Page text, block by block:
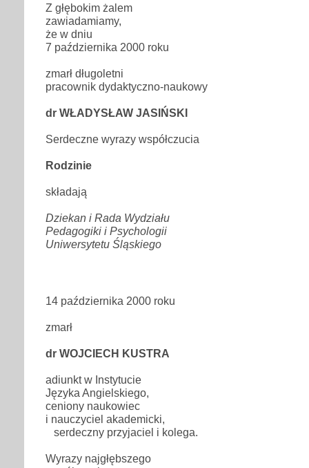
Z głębokim żalem
zawiadamiamy,
że w dniu
7 października 2000 roku
zmarł długoletni
pracownik dydaktyczno-naukowy
dr WŁADYSŁAW JASIŃSKI
Serdeczne wyrazy współczucia
Rodzinie
składają
Dziekan i Rada Wydziału
Pedagogiki i Psychologii
Uniwersytetu Śląskiego
14 października 2000 roku
zmarł
dr WOJCIECH KUSTRA
adiunkt w Instytucie
Języka Angielskiego,
ceniony naukowiec
i nauczyciel akademicki,
serdeczny przyjaciel i kolega.
Wyrazy najgłębszego